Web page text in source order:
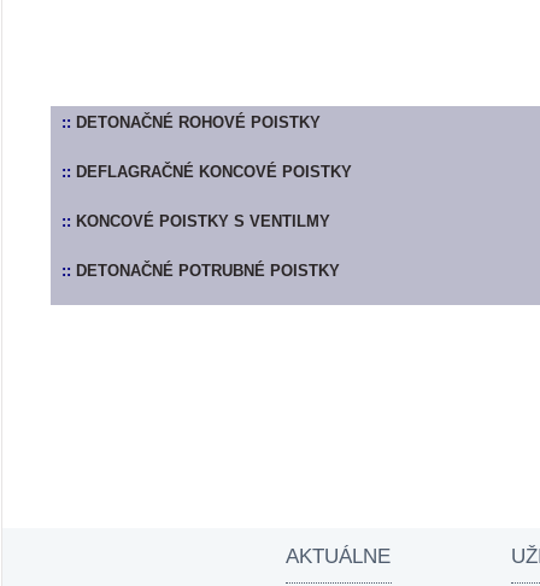
:: DETONAČNÉ ROHOVÉ POISTKY
:: DEFLAGRAČNÉ KONCOVÉ POISTKY
:: KONCOVÉ POISTKY S VENTILMY
:: DETONAČNÉ POTRUBNÉ POISTKY
AKTUÁLNE